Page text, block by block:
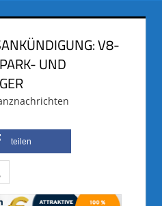
V8-
UND
teilen